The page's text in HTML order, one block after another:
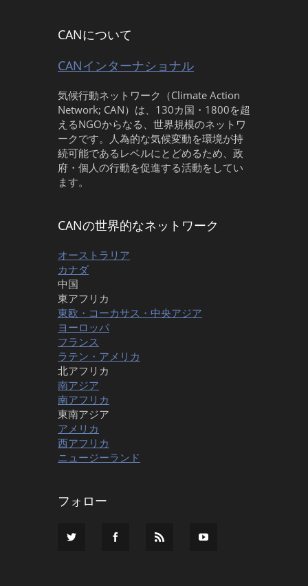
CANについて
CANインターナショナル
気候行動ネットワーク（Climate Action
Network; CAN）は、130カ国・1800を超
えるNGOからなる、世界規模のネットワ
ークです。人為的な気候変動を環境が持
続可能であるレベルにとどめるため、政
府・個人の行動を促進する活動をしてい
ます。
CANの世界的なネットワーク
オーストラリア
カナダ
中国
東アフリカ
東欧・コーカサス・中央アジア
ヨーロッパ
フランス
ラテン・アメリカ
北アフリカ
南アジア
南アフリカ
東南アジア
アメリカ
西アフリカ
ニュージーランド
フォロー